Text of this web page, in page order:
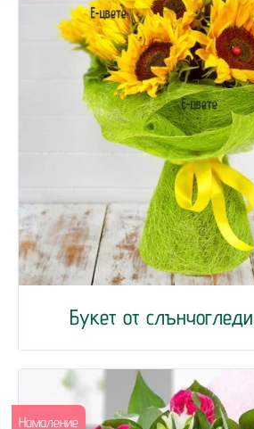
Букет от
Намаление